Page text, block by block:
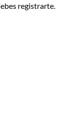
registrarte.